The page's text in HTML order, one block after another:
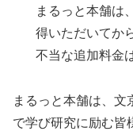
まるっと本舗は
得いただいてか
不当な追加料金
まるっと本舗は、文
で学び研究に励む皆